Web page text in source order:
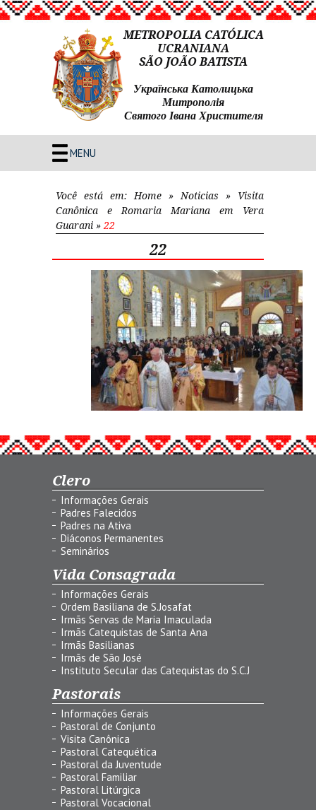
METROPOLIA CATÓLICA
UCRANIANA
SÃO JOÃO BATISTA
Українська Католицька
Митрополія
Святого Івана Христителя
MENU
Você está em: Home » Noticias » Visita
Canônica e Romaria Mariana em Vera
Guarani » 22
22
Clero
Informações Gerais
Padres Falecidos
Padres na Ativa
Diáconos Permanentes
Seminários
Vida Consagrada
Informações Gerais
Ordem Basiliana de S.Josafat
Irmãs Servas de Maria Imaculada
Irmãs Catequistas de Santa Ana
Irmãs Basilianas
Irmãs de São José
Instituto Secular das Catequistas do S.C.J
Pastorais
Informações Gerais
Pastoral de Conjunto
Visita Canônica
Pastoral Catequética
Pastoral da Juventude
Pastoral Familiar
Pastoral Litúrgica
Pastoral Vocacional